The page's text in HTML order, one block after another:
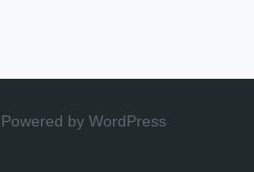
by WordPress